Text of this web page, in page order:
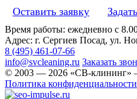
Оставить заявку
Время работы: ежедневно с
Адрес: г. Сергиев Посад, ул.
8 (495) 461-07-66
info@svcleaning.ru Заказать
© 2003 — 2026 «СВ-клининг»
Политика конфиденциальности